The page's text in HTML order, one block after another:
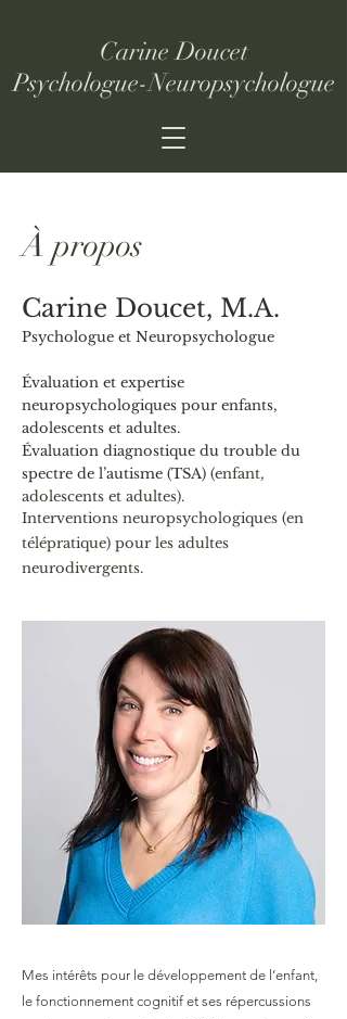
Carine Doucet
Psychologue-Neuropsychologue
À propos
Carine Doucet, M.A.
Psychologue et Neuropsychologue
Évaluation et expertise
neuropsychologiques pour enfants,
adolescents et adultes.
Évaluation diagnostique du trouble du
spectre de l’autisme (TSA) (enfant,
adolescents et adultes).
Interventions neuropsychologiques (en
télépratique) pour les adultes
neurodivergents.
Mes intérêts pour le développement de l’enfant,
le fonctionnement cognitif et ses répercussions